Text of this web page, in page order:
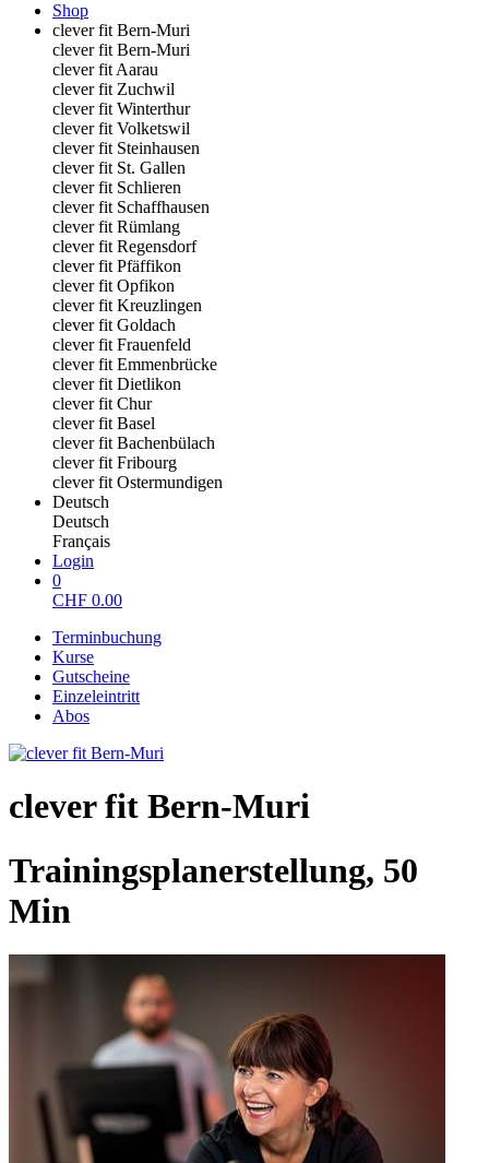
Shop
clever fit Bern-Muri
clever fit Bern-Muri
clever fit Aarau
clever fit Zuchwil
clever fit Winterthur
clever fit Volketswil
clever fit Steinhausen
clever fit St. Gallen
clever fit Schlieren
clever fit Schaffhausen
clever fit Rümlang
clever fit Regensdorf
clever fit Pfäffikon
clever fit Opfikon
clever fit Kreuzlingen
clever fit Goldach
clever fit Frauenfeld
clever fit Emmenbrücke
clever fit Dietlikon
clever fit Chur
clever fit Basel
clever fit Bachenbülach
clever fit Fribourg
clever fit Ostermundigen
Deutsch
Deutsch
Français
Login
0
CHF 0.00
Terminbuchung
Kurse
Gutscheine
Einzeleintritt
Abos
clever fit Bern-Muri
Trainingsplanerstellung, 50
Min